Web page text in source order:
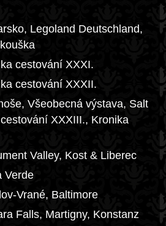
Legoland Deutschland,
cestování XXXI.
cestování XXXII.
Všeobecná výstava, Salt
XXXIII., Kronika
Valley, Kost & Liberec
Verde
Vrané, Baltimore
Falls, Martigny, Konstanz